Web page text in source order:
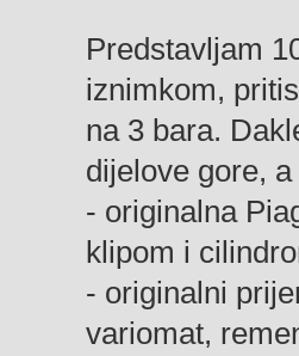
Predstavljam
iznimkom,
na 3 bara.
dijelove gore,
- originalna
klipom i
- originalni
variomat,